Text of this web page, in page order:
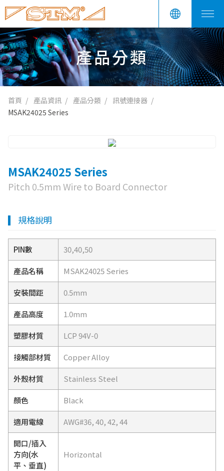
產品分類
首頁 產品資訊 產品分類
訊號連接器
MSAK24025 Series
MSAK24025 Series
Pitch 0.5mm Wire to Board Connector
規格說明
PIN數 30,40,50
產品名稱 MSAK24025 Series
安裝間距 0.5mm
產品高度 1.0mm
塑膠材質 LCP 94V-0
接觸部材質 Copper Alloy
外殼材質 Stainless Steel
顏色 Black
適用電線 AWG#36, 40, 42, 44
開口/插入
方向(水
平、垂直)
Horizontal